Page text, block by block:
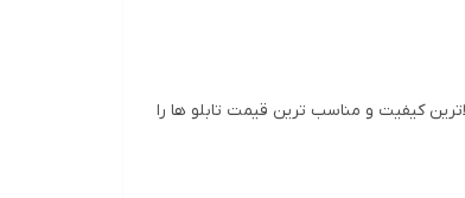
کیفیت و مناسب ترین قیمت تابلو ها را